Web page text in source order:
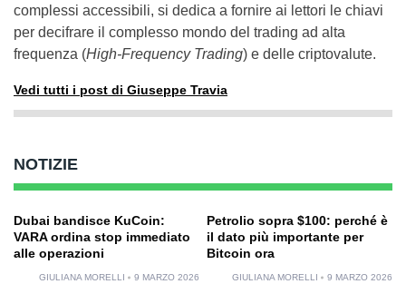
complessi accessibili, si dedica a fornire ai lettori le chiavi
per decifrare il complesso mondo del trading ad alta
frequenza (High-Frequency Trading) e delle criptovalute.
Vedi tutti i post di Giuseppe Travia
NOTIZIE
Dubai bandisce KuCoin:
VARA ordina stop immediato
alle operazioni
GIULIANA MORELLI 9 MARZO 2026
Petrolio sopra $100: perché è
il dato più importante per
Bitcoin ora
GIULIANA MORELLI 9 MARZO 2026